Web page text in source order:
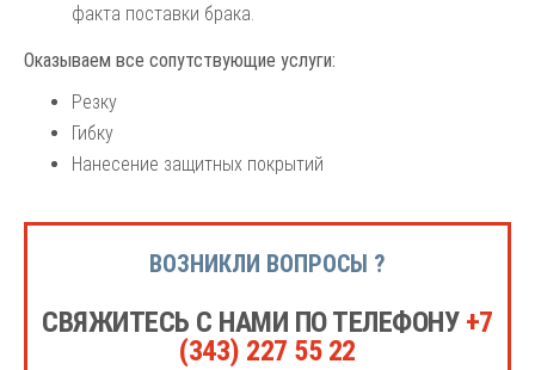
факта поставки брака.
Оказываем все сопутствующие услуги:
Резку
Гибку
Нанесение защитных покрытий
ВОЗНИКЛИ ВОПРОСЫ ?
СВЯЖИТЕСЬ С НАМИ ПО ТЕЛЕФОНУ +7
(343) 227 55 22